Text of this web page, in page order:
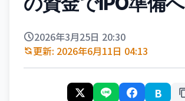
2026年3月25日 20:30
更新: 2026年6月11日 04:13
B